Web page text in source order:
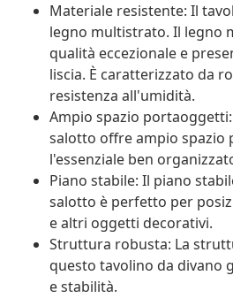
Materiale resistente: Il
legno multistrato. Il legno
qualità eccezionale e
liscia. È caratterizzato da
resistenza all'umidità.
Ampio spazio
salotto offre ampio spazio
l'essenziale ben
Piano stabile: Il piano
salotto è perfetto per
e altri oggetti decorativi.
Struttura robusta: La
questo tavolino da divano
e stabilità.